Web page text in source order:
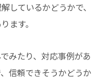
しているかどうかで、
ます。
みたり、対応事例があ
信頼できそうかどうか